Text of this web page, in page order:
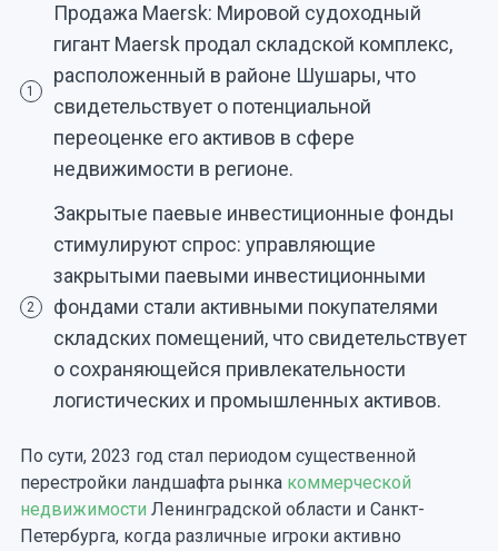
1
Продажа Maersk: Мировой судоходный
гигант Maersk продал складской комплекс,
расположенный в районе Шушары, что
свидетельствует о потенциальной
переоценке его активов в сфере
недвижимости в регионе.
2
Закрытые паевые инвестиционные фонды
стимулируют спрос: управляющие
закрытыми паевыми инвестиционными
фондами стали активными покупателями
складских помещений, что свидетельствует
о сохраняющейся привлекательности
логистических и промышленных активов.
По сути, 2023 год стал периодом существенной
перестройки ландшафта рынка коммерческой
недвижимости Ленинградской области и Санкт-
Петербурга, когда различные игроки активно